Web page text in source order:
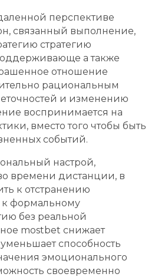
перспективе
связанный выполнение,
стратегию
а также
отношение
рациональным
и изменению
воспринимается на
вместо того чтобы быть
событий.
настрой,
времени дистанции, в
к отстранению
к формальному
без реальной
mostbet снижает
способность
эмоционального
своевременно